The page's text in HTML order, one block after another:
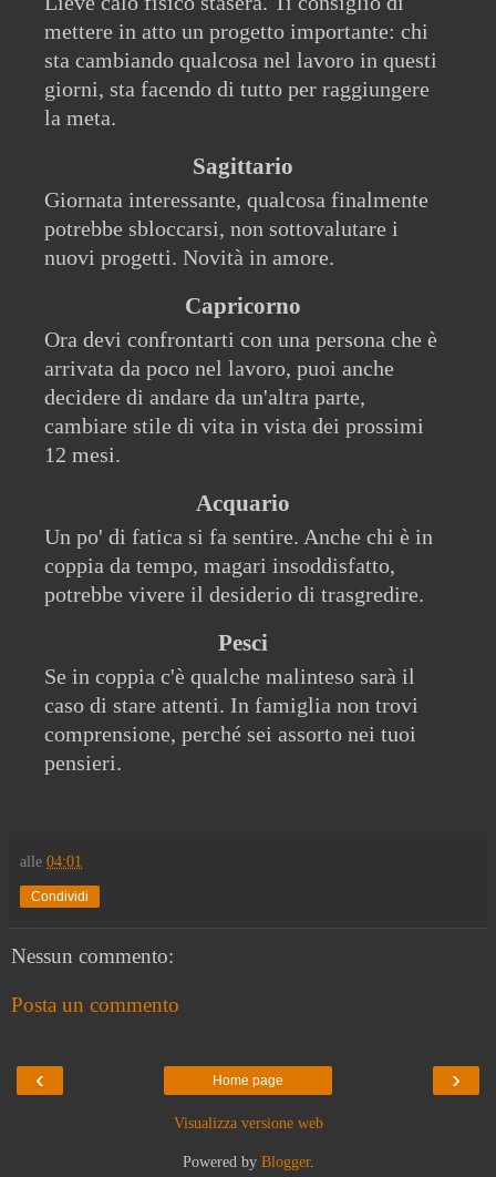
mettere in atto un progetto importante: chi
sta cambiando qualcosa nel lavoro in questi
giorni, sta facendo di tutto per raggiungere
la meta.
Sagittario
Giornata interessante, qualcosa finalmente
potrebbe sbloccarsi, non sottovalutare i
nuovi progetti. Novità in amore.
Capricorno
Ora devi confrontarti con una persona che è
arrivata da poco nel lavoro, puoi anche
decidere di andare da un'altra parte,
cambiare stile di vita in vista dei prossimi
12 mesi.
Acquario
Un po' di fatica si fa sentire. Anche chi è in
coppia da tempo, magari insoddisfatto,
potrebbe vivere il desiderio di trasgredire.
Pesci
Se in coppia c'è qualche malinteso sarà il
caso di stare attenti. In famiglia non trovi
comprensione, perché sei assorto nei tuoi
pensieri.
alle 04:01
Condividi
Nessun commento:
Posta un commento
‹ ›
Home page
Visualizza versione web
Powered by Blogger.